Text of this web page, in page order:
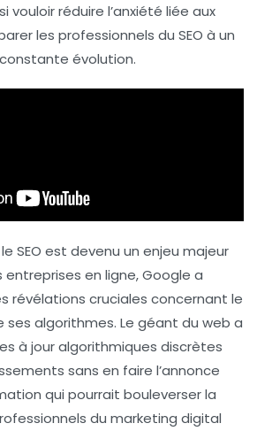
vouloir réduire l’anxiété liée aux
les professionnels du SEO à un
évolution.
SEO est devenu un enjeu majeur
entreprises en ligne, Google a
révélations cruciales concernant le
algorithmes. Le géant du web a
à jour algorithmiques discrètes
sans en faire l’annonce
qui pourrait bouleverser la
du marketing digital